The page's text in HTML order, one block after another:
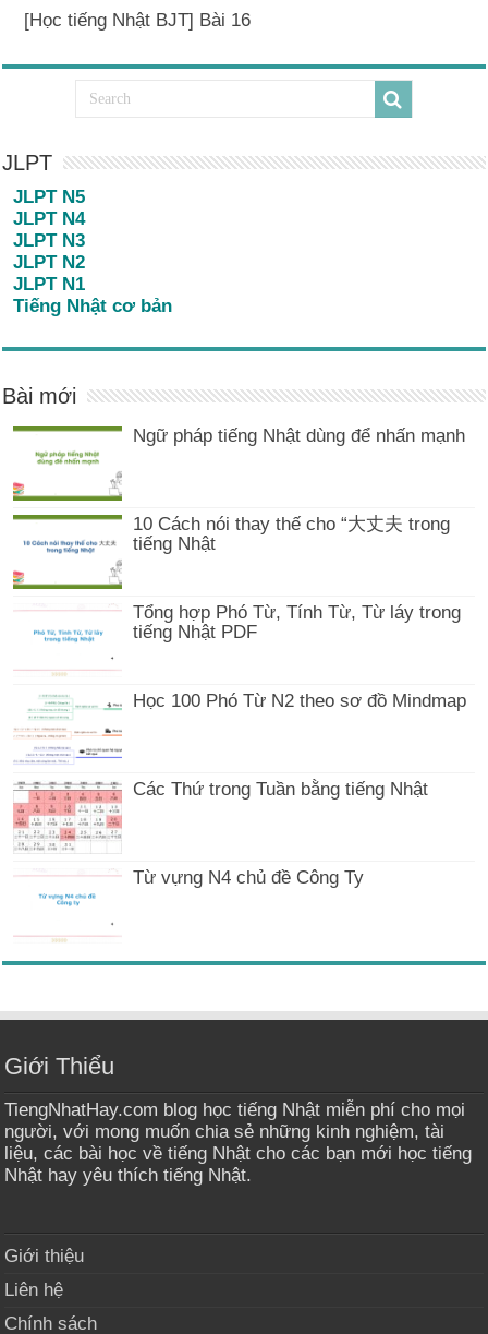
[Học tiếng Nhật BJT] Bài 16
JLPT
JLPT N5
JLPT N4
JLPT N3
JLPT N2
JLPT N1
Tiếng Nhật cơ bản
Bài mới
Ngữ pháp tiếng Nhật dùng để nhấn mạnh
10 Cách nói thay thế cho “大丈夫 trong
tiếng Nhật
Tổng hợp Phó Từ, Tính Từ, Từ láy trong
tiếng Nhật PDF
Học 100 Phó Từ N2 theo sơ đồ Mindmap
Các Thứ trong Tuần bằng tiếng Nhật
Từ vựng N4 chủ đề Công Ty
Giới Thiểu
TiengNhatHay.com blog học tiếng Nhật miễn phí cho mọi
người, với mong muốn chia sẻ những kinh nghiệm, tài
liệu, các bài học về tiếng Nhật cho các bạn mới học tiếng
Nhật hay yêu thích tiếng Nhật.
Giới thiệu
Liên hệ
Chính sách